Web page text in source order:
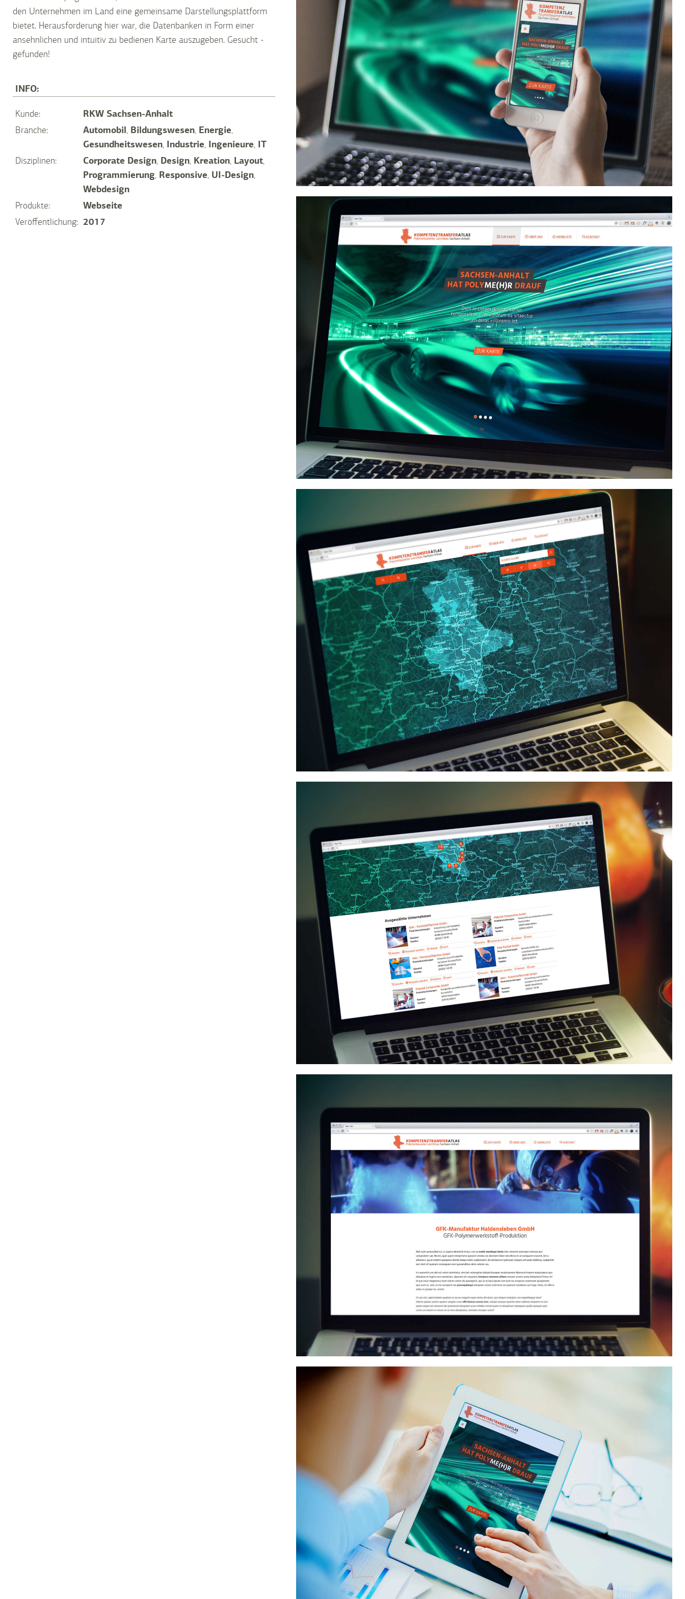
den Unternehmen im Land eine gemeinsame Darstellungsplattform
bietet. Herausforderung hier war, die Datenbanken in Form einer
ansehnlichen und intuitiv zu bedienen Karte auszugeben. Gesucht -
gefunden!
INFO:
Kunde:
RKW Sachsen-Anhalt
Branche:
Automobil , Bildungswesen, Energie,
Gesundheitswesen, Industrie, Ingenieure,
IT
Disziplinen:
Corporate Design, Design, Kreation, Layout,
Programmierung, Responsive, UI-Design,
Webdesign
Produkte:
Webseite
Veröffentlichung: 2017